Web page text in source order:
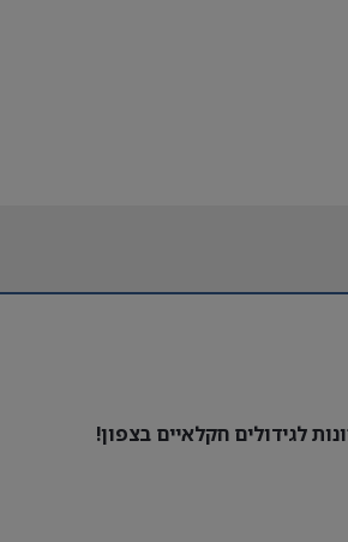
לגידולים חקלאיים בצפון!